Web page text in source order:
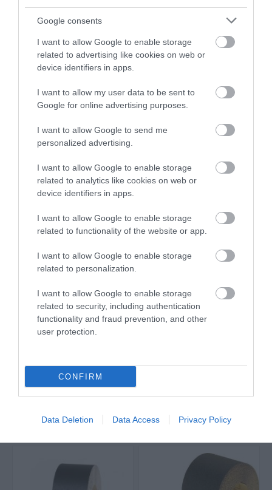
Google consents
I want to allow Google to enable storage
related to advertising like cookies on web or
device identifiers in apps.
I want to allow my user data to be sent to
Google for online advertising purposes.
I want to allow Google to send me
personalized advertising.
I want to allow Google to enable storage
related to analytics like cookies on web or
device identifiers in apps.
I want to allow Google to enable storage
related to functionality of the website or app.
I want to allow Google to enable storage
related to personalization.
I want to allow Google to enable storage
related to security, including authentication
functionality and fraud prevention, and other
user protection.
CONFIRM
Data Deletion Data Access Privacy Policy
75Χ533mm YT-82240
85,00 €
ΑΓΟΡΑ
Vorel 81114 Έκκεντρο
Τριβείο Αέρος με
Διάμετρο 150mm
39,00 €
79491
24,00 €
ΜΑΖΙ ΜΕ ΑΥΤΟ, ΟΙ ΠΕΡΙΣΣΟΤΕΡΟΙ ΑΓΟΡΑΣΑΝ: